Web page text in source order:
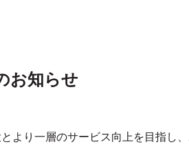
お知らせ
より一層のサービス向上を目指し